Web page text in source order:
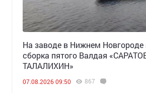
Н️а заводе в Нижнем Новгороде
сборка пятого Валдая
ТАЛАЛИХИН»
07.08.2026 09:50 867